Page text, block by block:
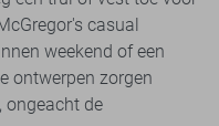
casual
weekend of een
ontwerpen zorgen
ongeacht de